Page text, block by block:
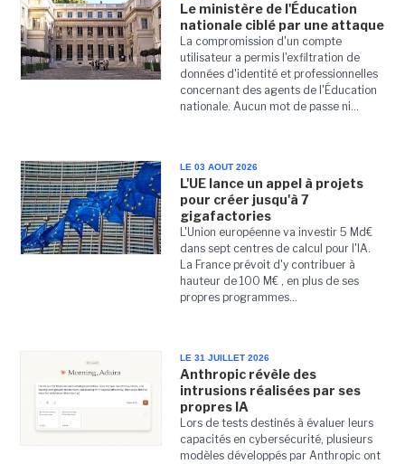
Le ministère de l'Éducation
nationale ciblé par une attaque
La compromission d'un compte
utilisateur a permis l'exfiltration de
données d'identité et professionnelles
concernant des agents de l'Éducation
nationale. Aucun mot de passe ni...
LE 03 AOUT 2026
L'UE lance un appel à projets
pour créer jusqu'à 7
gigafactories
L'Union européenne va investir 5 Md€
dans sept centres de calcul pour l'IA.
La France prévoit d'y contribuer à
hauteur de 100 M€ , en plus de ses
propres programmes...
LE 31 JUILLET 2026
Anthropic révèle des
intrusions réalisées par ses
propres IA
Lors de tests destinés à évaluer leurs
capacités en cybersécurité, plusieurs
modèles développés par Anthropic ont